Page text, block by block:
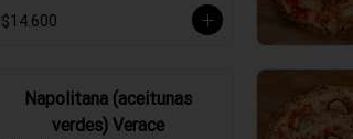
$14.600
Napolitana (aceitunas
verdes) Verace